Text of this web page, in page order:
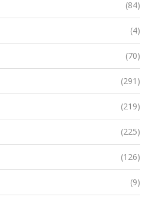
(84)
(4)
(70)
(291)
(219)
(225)
(126)
(9)